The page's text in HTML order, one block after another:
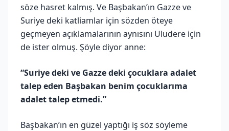
söze hasret kalmış. Ve Başbakan’ın Gazze ve
Suriye deki katliamlar için sözden öteye
geçmeyen açıklamalarının aynısını Uludere için
de ister olmuş. Şöyle diyor anne:
“Suriye deki ve Gazze deki çocuklara adalet
talep eden Başbakan benim çocuklarıma
adalet talep etmedi.”
Başbakan’ın en güzel yaptığı iş söz söyleme